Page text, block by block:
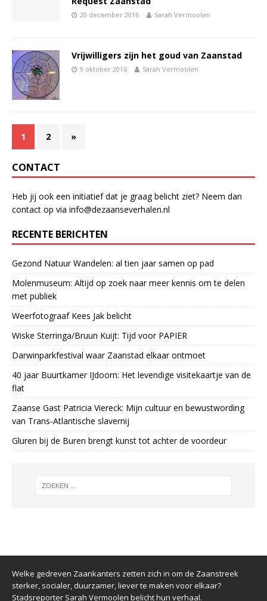
20 december 2016 Sarah Vermoolen
Vrijwilligers zijn het goud van Zaanstad
9 oktober 2016 Sarah Vermoolen
1 2 »
CONTACT
Heb jij ook een initiatief dat je graag belicht ziet? Neem dan
contact op via info@dezaanseverhalen.nl
RECENTE BERICHTEN
Gezond Natuur Wandelen: al tien jaar samen op pad
Molenmuseum: Altijd op zoek naar meer kennis om te delen
met publiek
Weerfotograaf Kees Jak belicht
Wiske Sterringa/Bruun Kuijt: Tijd voor PAPIER
Darwinparkfestival waar Zaanstad elkaar ontmoet
40 jaar Buurtkamer IJdoorn: Het levendige visitekaartje van de
flat
Zaanse Gast Patricia Viereck: Mijn cultuur en bewustwording
van Trans-Atlantische slavernij
Gluren bij de Buren brengt kunst tot achter de voordeur
Welke gedreven Zaankanters zetten zich in om de Zaanstreek
sterker, socialer, duurzamer, liever te maken voor elkaar?
Stadsreporter Sarah Vermoolen belicht hun verhaal.